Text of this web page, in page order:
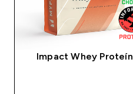
Impact Whey Proteín